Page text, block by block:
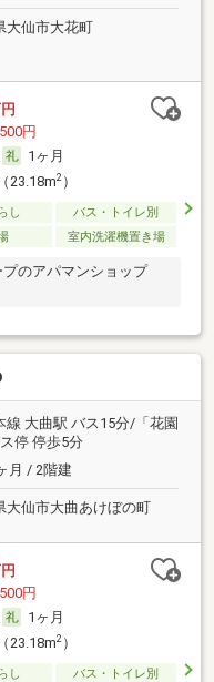
大仙市大花町
円
1ヶ月
23.18m2）
し
バス・トイレ別
室内洗濯機置き場
のアパマンショップ
線 大曲駅 バス15分/「花園
停 停歩5分
月 / 2階建
大仙市大曲あけぼの町
円
1ヶ月
23.18m2）
し
バス・トイレ別